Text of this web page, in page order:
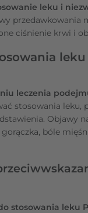
leku i
przedawkowania
ciśnienie krwi i
leku
leczenia
stosowania leku,
Objawy
bóle
stosowania leku